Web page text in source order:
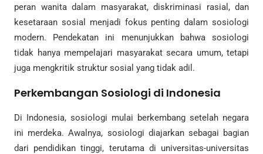
peran wanita dalam masyarakat, diskriminasi rasial, dan
kesetaraan sosial menjadi fokus penting dalam sosiologi
modern. Pendekatan ini menunjukkan bahwa sosiologi
tidak hanya mempelajari masyarakat secara umum, tetapi
juga mengkritik struktur sosial yang tidak adil.
Perkembangan Sosiologi di Indonesia
Di Indonesia, sosiologi mulai berkembang setelah negara
ini merdeka. Awalnya, sosiologi diajarkan sebagai bagian
dari pendidikan tinggi, terutama di universitas-universitas